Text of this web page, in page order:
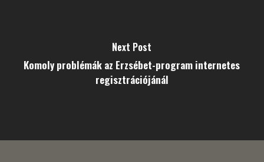
Next Post
Komoly problémák az Erzsébet-program internetes
regisztrációjánál